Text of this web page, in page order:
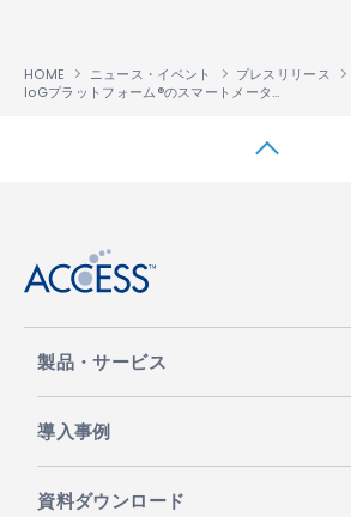
HOME ニュース・イベント
プレスリリース
IoGプラットフォーム®のスマートメーターで需要家リソースの制御等が可能となる サービス基盤システムの開発について
製品・サービス
導入事例
資料ダウンロード